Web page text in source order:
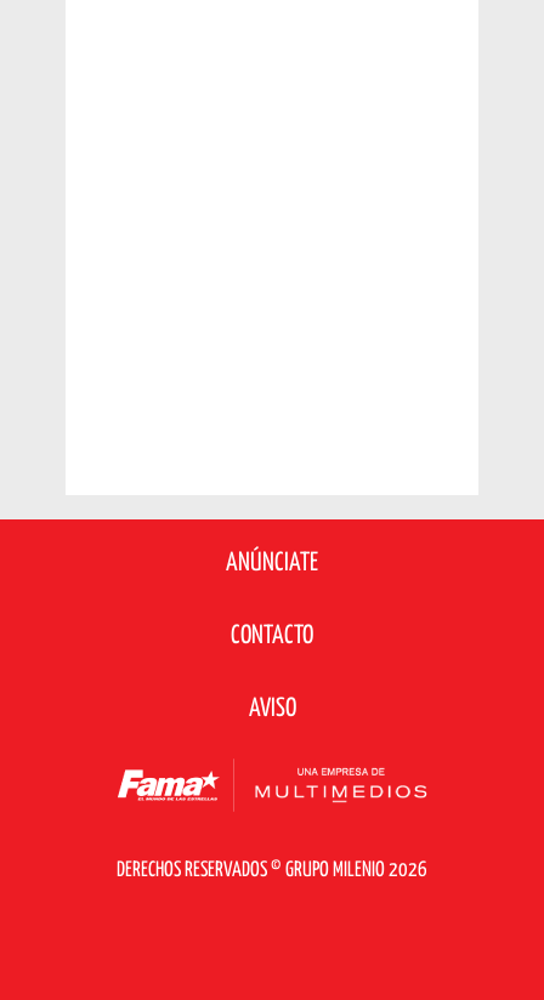
ANÚNCIATE
CONTACTO
AVISO
DERECHOS RESERVADOS © GRUPO MILENIO 2026